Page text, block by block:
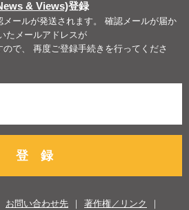
& Views)登録
ールが発送されます。 確認メールが届か
たメールアドレスが
で、 再度ご登録手続きを行ってくださ
登 録
お問い合わせ先
著作権／リンク